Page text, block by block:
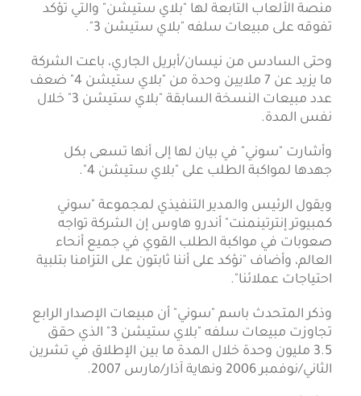
منصة الألعاب التابعة لها "بلاي ستيشن" والتي تؤكد
تفوقه على مبيعات سلفه "بلاي ستيشن 3".
وحتى السادس من نيسان/أبريل الجاري، باعت الشركة
ما يزيد عن 7 ملايين وحدة من "بلاي ستيشن 4" ضعف
عدد مبيعات النسخة السابقة "بلاي ستيشن 3" خلال
نفس المدة.
وأشارت "سوني" في بيان لها إلى أنها تسعى بكل
جهدها لمواكبة الطلب على "بلاي ستيشن 4".
ويقول الرئيس والمدير التنفيذي لمجموعة "سوني
كمبيوتر إنترتينمنت" أندرو هاوس إن الشركة تواجه
صعوبات في مواكبة الطلب القوي في جميع أنحاء
العالم، وأضاف "نؤكد على أننا ثابتون على التزامنا بتلبية
احتياجات عملائنا".
وذكر المتحدث باسم "سوني" أن مبيعات الإصدار الرابع
تجاوزت مبيعات سلفه "بلاي ستيشن 3" الذي حقق
3.5 مليون وحدة خلال المدة ما بين الإطلاق في تشرين
الثاني/نوفمبر 2006 ونهاية آذار/مارس 2007.